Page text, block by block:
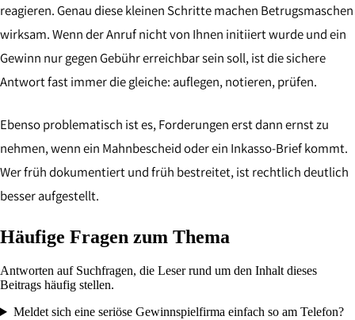
reagieren. Genau diese kleinen Schritte machen Betrugsmaschen
wirksam. Wenn der Anruf nicht von Ihnen initiiert wurde und ein
Gewinn nur gegen Gebühr erreichbar sein soll, ist die sichere
Antwort fast immer die gleiche: auflegen, notieren, prüfen.
Ebenso problematisch ist es, Forderungen erst dann ernst zu
nehmen, wenn ein Mahnbescheid oder ein Inkasso-Brief kommt.
Wer früh dokumentiert und früh bestreitet, ist rechtlich deutlich
besser aufgestellt.
Häufige Fragen zum Thema
Antworten auf Suchfragen, die Leser rund um den Inhalt dieses
Beitrags häufig stellen.
Meldet sich eine seriöse Gewinnspielfirma einfach so am Telefon?